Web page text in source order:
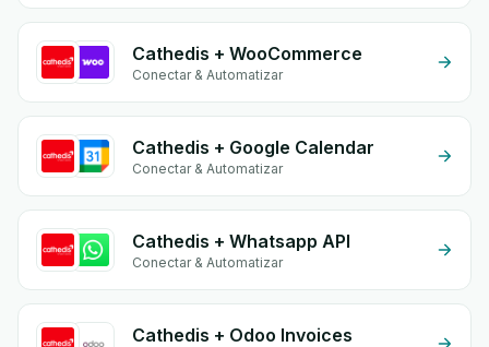
Cathedis + WooCommerce
Conectar & Automatizar
Cathedis + Google Calendar
Conectar & Automatizar
Cathedis + Whatsapp API
Conectar & Automatizar
Cathedis + Odoo Invoices